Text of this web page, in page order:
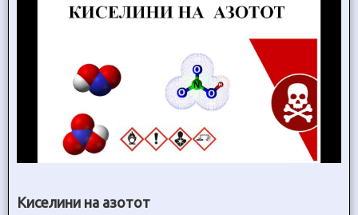
Киселини на азотот